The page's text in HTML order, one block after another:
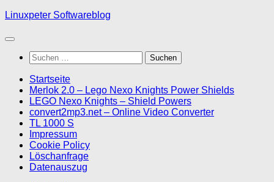
Skip
content
Linuxpeter Softwareblog
Suchen
nach:
Startseite
Merlok 2.0 – Lego Nexo Knights Power Shields
LEGO Nexo Knights – Shield Powers
convert2mp3.net – Online Video Converter
TL 1000 S
Impressum
Cookie Policy
Löschanfrage
Datenauszug